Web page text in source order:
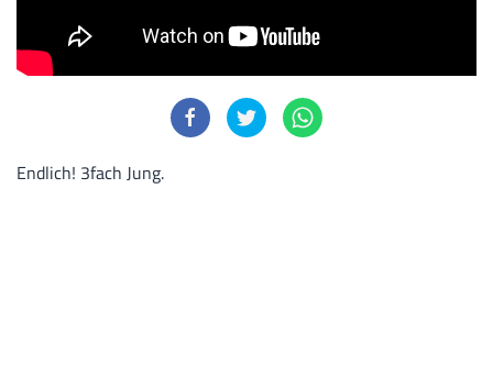
Endlich! 3fach Jung.